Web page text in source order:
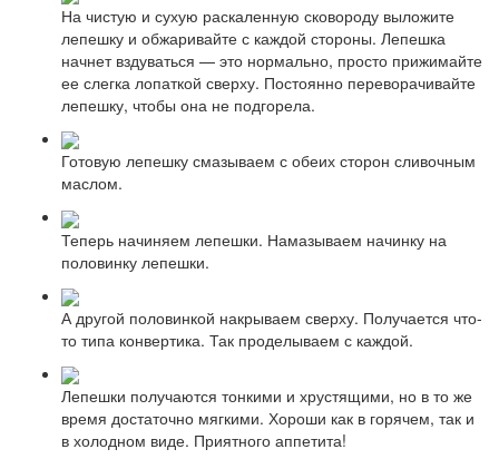
На чистую и сухую раскаленную сковороду выложите
лепешку и обжаривайте с каждой стороны. Лепешка
начнет вздуваться — это нормально, просто прижимайте
ее слегка лопаткой сверху. Постоянно переворачивайте
лепешку, чтобы она не подгорела.
Готовую лепешку смазываем с обеих сторон сливочным
маслом.
Теперь начиняем лепешки. Намазываем начинку на
половинку лепешки.
А другой половинкой накрываем сверху. Получается что-
то типа конвертика. Так проделываем с каждой.
Лепешки получаются тонкими и хрустящими, но в то же
время достаточно мягкими. Хороши как в горячем, так и
в холодном виде. Приятного аппетита!